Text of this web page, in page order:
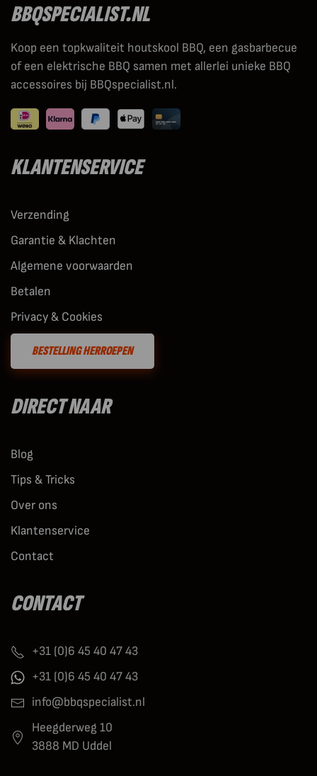
BBQSPECIALIST.NL
Koop een topkwaliteit houtskool BBQ, een gasbarbecue
of een elektrische BBQ samen met allerlei unieke BBQ
accessoires bij BBQspecialist.nl.
KLANTENSERVICE
Verzending
Garantie & Klachten
Algemene voorwaarden
Betalen
Privacy & Cookies
BESTELLING HERROEPEN
DIRECT NAAR
Blog
Tips & Tricks
Over ons
Klantenservice
Contact
CONTACT
+31 (0)6 45 40 47 43
+31 (0)6 45 40 47 43
info@bbqspecialist.nl
Heegderweg 10
3888 MD Uddel